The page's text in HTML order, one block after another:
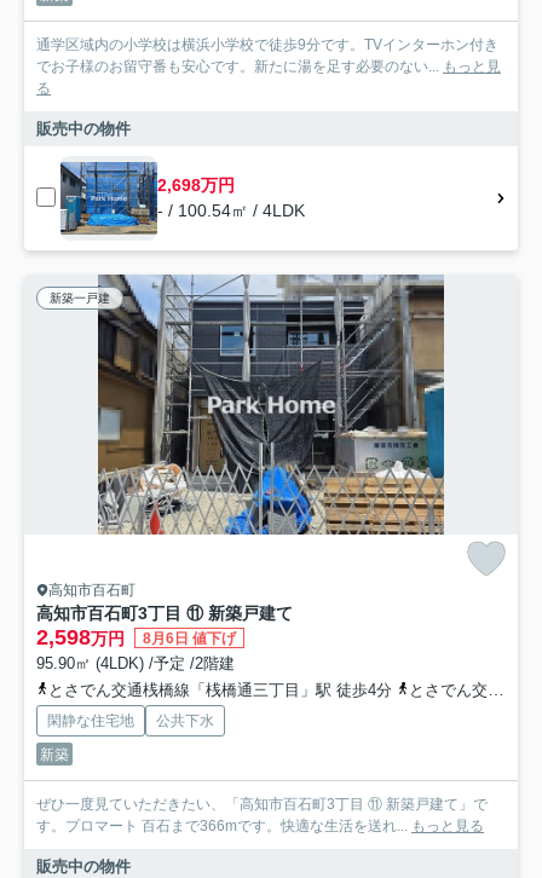
通学区域内の小学校は横浜小学校で徒歩9分です。TVインターホン付き
でお子様のお留守番も安心です。新たに湯を足す必要のない...
もっと見
る
販売中の物件
2,698万円
- / 100.54㎡ / 4LDK
新築一戸建
高知市百石町
高知市百石町3丁目 ⑪ 新築戸建て
2,598万円 8月6日 値下げ
95.90㎡ (4LDK) /予定 /2階建
とさでん交通桟橋線「桟橋通三丁目」駅 徒歩4分
とさでん交通桟橋線「桟橋通四丁目」駅 徒歩4分
閑静な住宅地
公共下水
新築
ぜひ一度見ていただきたい、「高知市百石町3丁目 ⑪ 新築戸建て」で
す。プロマート 百石まで366mです。快適な生活を送れ...
もっと見る
販売中の物件